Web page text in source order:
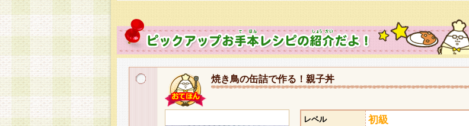
焼き鳥の缶詰で作る！親子丼
レベル 初級